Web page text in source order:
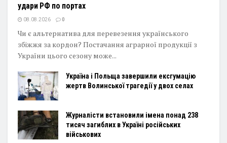
удари РФ по портах
08.08.2026 0
Чи є альтернатива для перевезення українського
збіжжя за кордон? Постачання аграрної продукції з
України цього сезону може...
Україна і Польща завершили ексгумацію
жертв Волинської трагедії у двох селах
Журналісти встановили імена понад 238
тисяч загиблих в Україні російських
військових